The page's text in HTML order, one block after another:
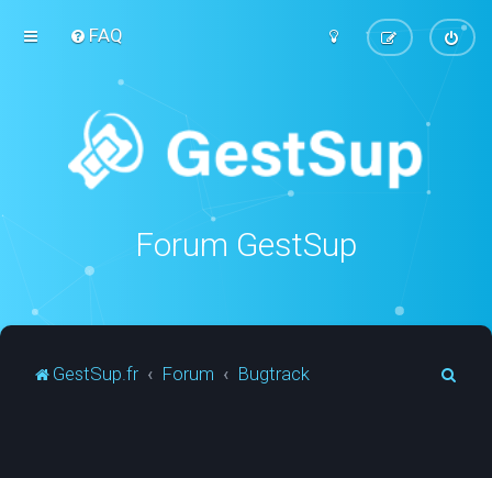
FAQ
Forum GestSup
GestSup.fr Forum Bugtrack